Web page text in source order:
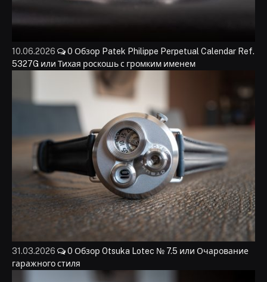
10.06.2026 0 Обзор Patek Philippe Perpetual Calendar Ref.
5327G или Тихая роскошь с громким именем
31.03.2026 0 Обзор Otsuka Lotec № 7.5 или Очарование
гаражного стиля